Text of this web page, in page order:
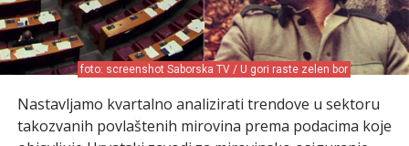
foto: screenshot Saborska TV / U gori raste zelen bor
Nastavljamo kvartalno analizirati trendove u sektoru
takozvanih povlaštenih mirovina prema podacima koje